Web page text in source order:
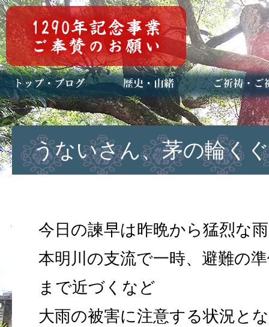
トップページ
ブログ(日々八百万)
お知らせ一覧 歴史・ご祭神
年中行事
メディア掲載 ご祈祷・ご祈
安産祈願
初宮参り
七五三詣
長寿のお祝い
神前結婚式
厄祓い・方位
車のお祓い
地鎮祭
神葬祭（神式
うないさん、茅の輪く
今日の諫早は昨晩から猛烈な
本明川の支流で一時、避難の
まで近づくなど
大雨の被害に注意する状況と